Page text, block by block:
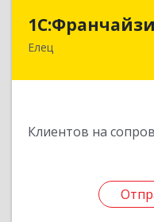
Елец
Клиентов на